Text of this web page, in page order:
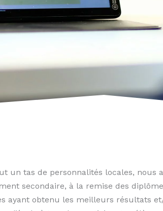
un tas de personnalités locales, nous
secondaire, à la remise des
ayant obtenu les meilleurs résultats